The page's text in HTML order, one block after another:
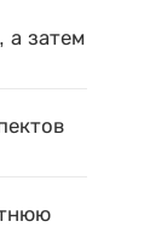
а затем